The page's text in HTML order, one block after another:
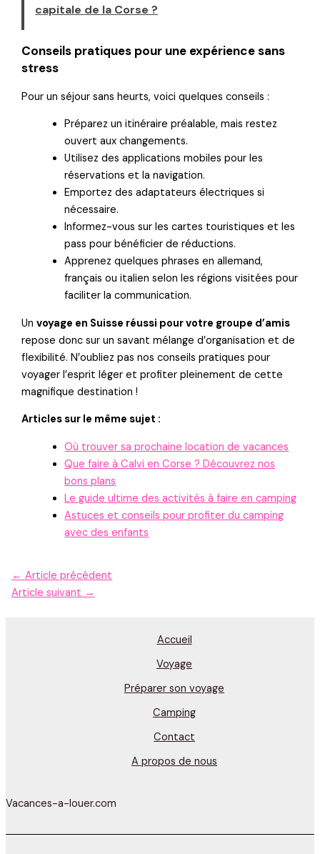
capitale de la Corse ?
Conseils pratiques pour une expérience sans
stress
Pour un séjour sans heurts, voici quelques conseils :
Préparez un itinéraire préalable, mais restez
ouvert aux changements.
Utilisez des applications mobiles pour les
réservations et la navigation.
Emportez des adaptateurs électriques si
nécessaire.
Informez-vous sur les cartes touristiques et les
pass pour bénéficier de réductions.
Apprenez quelques phrases en allemand,
français ou italien selon les régions visitées pour
faciliter la communication.
Unvoyage en Suisse réussi pour votre groupe d’amis
repose donc sur un savant mélange d’organisation et de
flexibilité. N’oubliez pas nos conseils pratiques pour
voyager l’esprit léger et profiter pleinement de cette
magnifique destination !
Articles sur le même sujet :
Où trouver sa prochaine location de vacances
Que faire à Calvi en Corse ? Découvrez nos
bons plans
Le guide ultime des activités à faire en camping
Astuces et conseils pour profiter du camping
avec des enfants
← Article précédent
Article suivant →
Accueil
Voyage
Préparer son voyage
Camping
Contact
A propos de nous
Vacances-a-louer.com